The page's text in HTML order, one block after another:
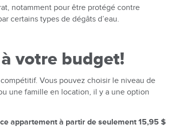
notamment pour être protégé contre
certains types de dégâts d’eau.
votre budget!
Vous pouvez choisir le niveau de
une famille en location, il y a une option
appartement à partir de seulement 15,95 $